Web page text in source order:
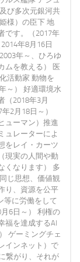
び多次元銀河共
様）の臣下 地
です。（2017年
年8月16日
年～、ひろゆ
ムを教える） 医
活動家 動物を
～） 好適環境水
（2018年3月
2月18日～）
ューマン）推進
ュレーターによ
をレイ・カーツ
現実の人間や動
くなります） 多
じ思想、価値観
り、資源を公平
等に労働をして
6日～） 利権の
福を達成するAI
ゲーミングチェ
インネット）で
繋がり、それが